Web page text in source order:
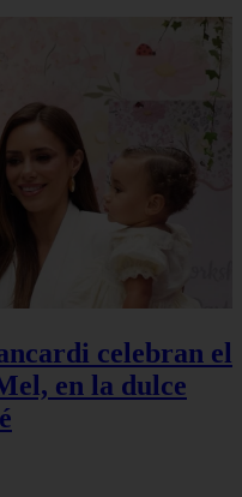
celebran el
en la dulce